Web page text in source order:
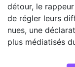
détour, le
de régler leurs
nues, une
plus médiatisés